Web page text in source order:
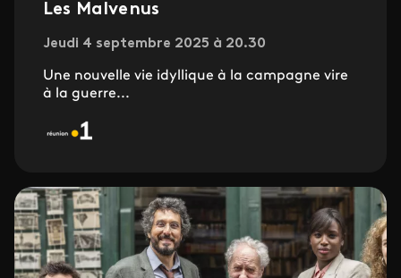
Les Malvenus
Jeudi 4 septembre 2025 à 20.30
Une nouvelle vie idyllique à la campagne vire
à la guerre...